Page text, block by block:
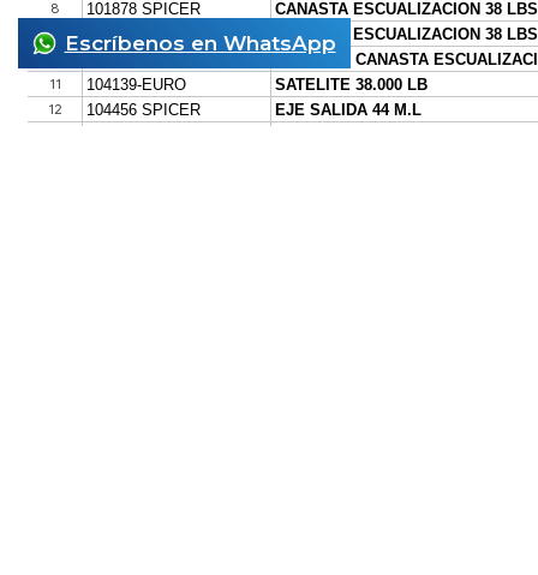
Escríbenos en WhatsApp